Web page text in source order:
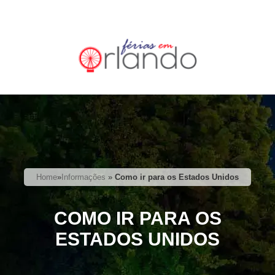
Home» Informações » Como ir para os Estados Unidos
COMO IR PARA OS
ESTADOS UNIDOS